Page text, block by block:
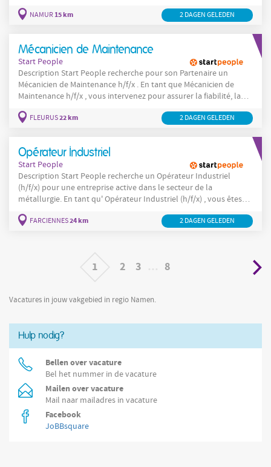
plus, vous valorisez votre expertise au quotidien comme
NAMUR15 km 2 DAGEN GELEDEN
Mécanicien de Maintenance
Start People
Description Start People recherche pour son Partenaire un
Mécanicien de Maintenance h/f/x . En tant que Mécanicien de
Maintenance h/f/x , vous intervenez pour assurer la fiabilité, la
tâches incluent : Réaliser la maintenance préventive et curative
FLEURUS22 km 2 DAGEN GELEDEN
Opérateur Industriel
Start People
Description Start People recherche un Opérateur Industriel
(h/f/x) pour une entreprise active dans le secteur de la
métallurgie. En tant qu' Opérateur Industriel (h/f/x) , vous êtes
les pièces métalliques de toutes taillles sur des crochets/ chaînes
FARCIENNES24 km 2 DAGEN GELEDEN
1 2 3 8
Vacatures in jouw vakgebied in regio Namen.
Hulp nodig?
Bellen over vacature
Bel het nummer in de vacature
Mailen over vacature
Mail naar mailadres in vacature
Facebook
JoBBsquare